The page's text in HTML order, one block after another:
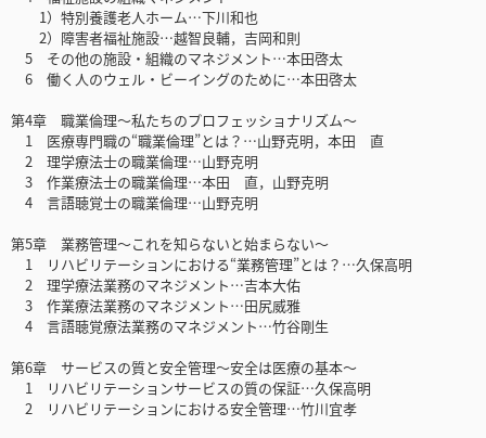
1）特別養護老人ホーム…下川和也
2）障害者福祉施設…越智良輔，吉岡和則
5 その他の施設・組織のマネジメント…本田啓太
6 働く人のウェル・ビーイングのために…本田啓太
第4章 職業倫理～私たちのプロフェッショナリズム～
1 医療専門職の“職業倫理”とは？…山野克明，本田 直
2 理学療法士の職業倫理…山野克明
3 作業療法士の職業倫理…本田 直，山野克明
4 言語聴覚士の職業倫理…山野克明
第5章 業務管理～これを知らないと始まらない～
1 リハビリテーションにおける“業務管理”とは？…久保高明
2 理学療法業務のマネジメント…吉本大佑
3 作業療法業務のマネジメント…田尻威雅
4 言語聴覚療法業務のマネジメント…竹谷剛生
第6章 サービスの質と安全管理～安全は医療の基本～
1 リハビリテーションサービスの質の保証…久保高明
2 リハビリテーションにおける安全管理…竹川宜孝